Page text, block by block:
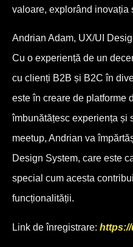
valoare, explorând inovația
Andrian Adam, UX/UI
Cu o experiență de un
cu clienți B2B și B2C în
este în creare de platforme
îmbunătățesc experiența și
meetup, Andrian va
Design System, care este
special cum acesta
funcționalității.
Link de înregistrare: https://